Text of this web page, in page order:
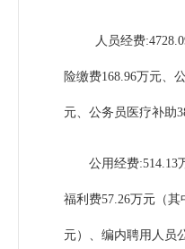
人员经费
险缴费168.96万元、
元、公务员医疗补助
公用经费:514.13
福利费57.26万元（其
元）、编内聘用人员